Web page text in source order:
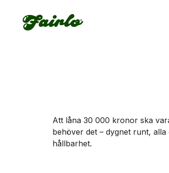
Fairlo
Att låna 30 000 kronor ska
behöver det – dygnet runt,
hållbarhet.